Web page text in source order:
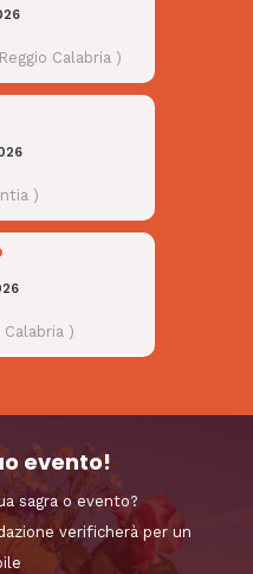
Reggio Calabria )
)
Calabria )
evento!
sagra o evento?
verificherà per un